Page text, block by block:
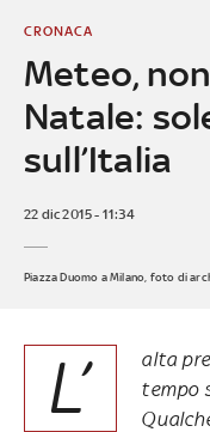
Meteo,
Natale:
sull’Italia
CRONACA
22 dic 2015 - 11:34
Piazza Duomo a Milano, foto di
L’
alta
tempo